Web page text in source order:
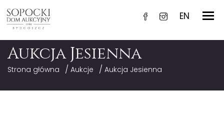
EN
Aukcja Jesienna
Strona główna / Aukcje / Aukcja Jesienna